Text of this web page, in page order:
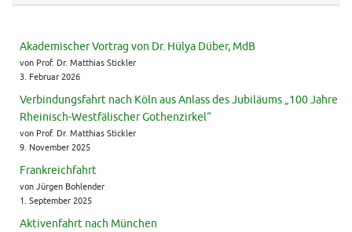
Akademischer Vortrag von Dr. Hülya Düber, MdB
von Prof. Dr. Matthias Stickler
3. Februar 2026
Verbindungsfahrt nach Köln aus Anlass des Jubiläums „100 Jahre
Rheinisch-Westfälischer Gothenzirkel“
von Prof. Dr. Matthias Stickler
9. November 2025
Frankreichfahrt
von Jürgen Bohlender
1. September 2025
Aktivenfahrt nach München